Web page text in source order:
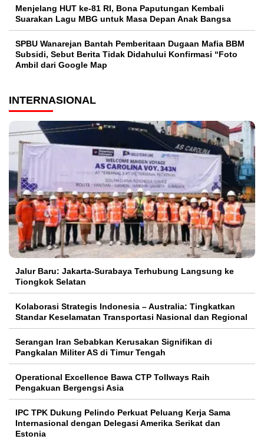
Menjelang HUT ke-81 RI, Bona Paputungan Kembali
Suarakan Lagu MBG untuk Masa Depan Anak Bangsa
SPBU Wanarejan Bantah Pemberitaan Dugaan Mafia BBM
Subsidi, Sebut Berita Tidak Didahului Konfirmasi “Foto
Ambil dari Google Map
INTERNASIONAL
Jalur Baru: Jakarta-Surabaya Terhubung Langsung ke
Tiongkok Selatan
Kolaborasi Strategis Indonesia – Australia: Tingkatkan
Standar Keselamatan Transportasi Nasional dan Regional
Serangan Iran Sebabkan Kerusakan Signifikan di
Pangkalan Militer AS di Timur Tengah
Operational Excellence Bawa CTP Tollways Raih
Pengakuan Bergengsi Asia
IPC TPK Dukung Pelindo Perkuat Peluang Kerja Sama
Internasional dengan Delegasi Amerika Serikat dan
Estonia